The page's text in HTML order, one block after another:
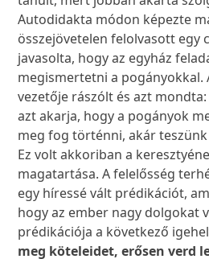
Autodidakta módon képezte
összejövetelen felolvasott egy
javasolta, hogy az egyház
megismertetni a pogányokkal.
vezetője rászólt és azt
azt akarja, hogy a pogányok
meg fog történni, akár teszünk
Ez volt akkoriban a
magatartása. A felelősség
egy híressé vált prédikációt,
hogy az ember nagy dolgokat
prédikációja a következő
meg köteleidet, erősen verd